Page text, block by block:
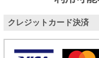
クレジットカード決済